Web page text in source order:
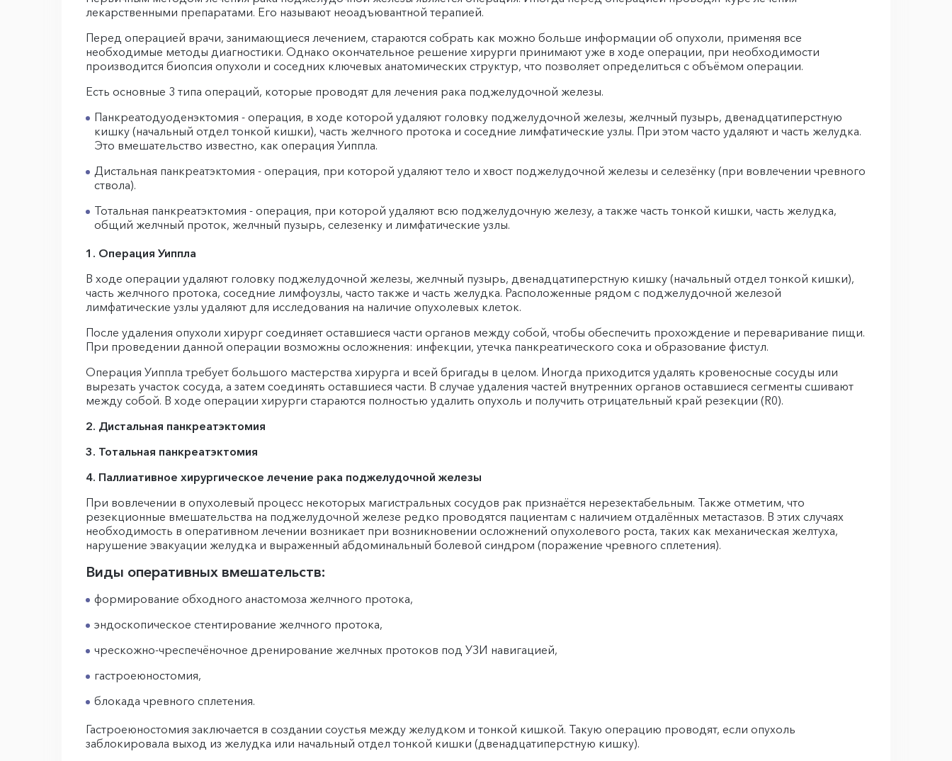
лекарственными препаратами. Его называют неоадъювантной терапией.
Перед операцией врачи, занимающиеся лечением, стараются собрать как можно больше информации об опухоли, применяя все
необходимые методы диагностики. Однако окончательное решение хирурги принимают уже в ходе операции, при необходимости
производится биопсия опухоли и соседних ключевых анатомических структур, что позволяет определиться с объёмом операции.
Есть основные 3 типа операций, которые проводят для лечения рака поджелудочной железы.
Панкреатодуоденэктомия - операция, в ходе которой удаляют головку поджелудочной железы, желчный пузырь, двенадцатиперстную
кишку (начальный отдел тонкой кишки), часть желчного протока и соседние лимфатические узлы. При этом часто удаляют и часть желудка.
Это вмешательство известно, как операция Уиппла.
Дистальная панкреатэктомия - операция, при которой удаляют тело и хвост поджелудочной железы и селезёнку (при вовлечении чревного
ствола).
Тотальная панкреатэктомия - операция, при которой удаляют всю поджелудочную железу, а также часть тонкой кишки, часть желудка,
общий желчный проток, желчный пузырь, селезенку и лимфатические узлы.
1. Операция Уиппла
В ходе операции удаляют головку поджелудочной железы, желчный пузырь, двенадцатиперстную кишку (начальный отдел тонкой кишки),
часть желчного протока, соседние лимфоузлы, часто также и часть желудка. Расположенные рядом с поджелудочной железой
лимфатические узлы удаляют для исследования на наличие опухолевых клеток.
После удаления опухоли хирург соединяет оставшиеся части органов между собой, чтобы обеспечить прохождение и переваривание пищи.
При проведении данной операции возможны осложнения: инфекции, утечка панкреатического сока и образование фистул.
Операция Уиппла требует большого мастерства хирурга и всей бригады в целом. Иногда приходится удалять кровеносные сосуды или
вырезать участок сосуда, а затем соединять оставшиеся части. В случае удаления частей внутренних органов оставшиеся сегменты сшивают
между собой. В ходе операции хирурги стараются полностью удалить опухоль и получить отрицательный край резекции (R0).
2. Дистальная панкреатэктомия
3. Тотальная панкреатэктомия
4. Паллиативное хирургическое лечение рака поджелудочной железы
При вовлечении в опухолевый процесс некоторых магистральных сосудов рак признаётся нерезектабельным. Также отметим, что
резекционные вмешательства на поджелудочной железе редко проводятся пациентам с наличием отдалённых метастазов. В этих случаях
необходимость в оперативном лечении возникает при возникновении осложнений опухолевого роста, таких как механическая желтуха,
нарушение эвакуации желудка и выраженный абдоминальный болевой синдром (поражение чревного сплетения).
Виды оперативных вмешательств:
формирование обходного анастомоза желчного протока,
эндоскопическое стентирование желчного протока,
чрескожно-чреспечёночное дренирование желчных протоков под УЗИ навигацией,
гастроеюностомия,
блокада чревного сплетения.
Гастроеюностомия заключается в создании соустья между желудком и тонкой кишкой. Такую операцию проводят, если опухоль
заблокировала выход из желудка или начальный отдел тонкой кишки (двенадцатиперстную кишку).